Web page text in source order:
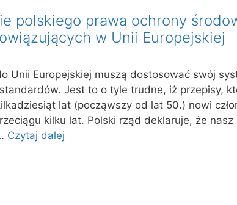
polskiego prawa ochrony
w Unii Europejskiej
Unii Europejskiej muszą dostosować swój
Jest to o tyle trudne, iż przepisy,
lat (począwszy od lat 50.) nowi
kilku lat. Polski rząd deklaruje, że
Czytaj dalej